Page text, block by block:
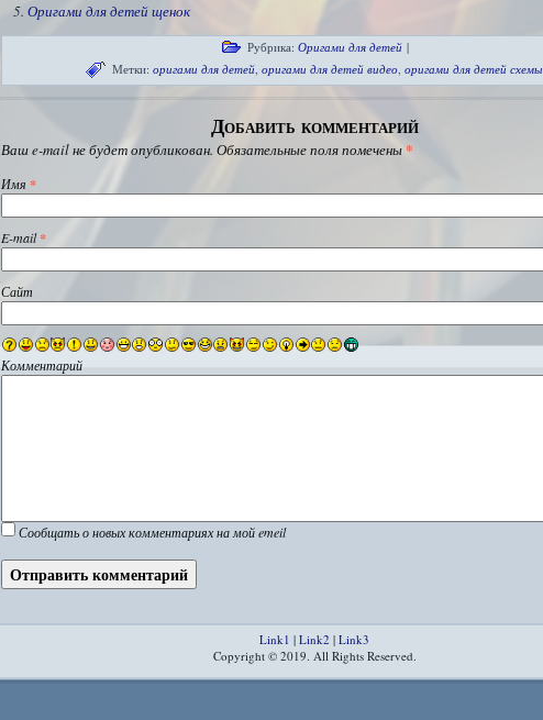
Оригами для детей щенок
Рубрика: Оригами для детей |
Метки: оригами для детей, оригами для детей видео, оригами для детей схемы
Добавить комментарий
Ваш e-mail не будет опубликован. Обязательные поля помечены *
Имя *
E-mail*
Сайт
Комментарий
Сообщать о новых комментариях на мой emeil
Link1 | Link2 | Link3
Copyright © 2019. All Rights Reserved.